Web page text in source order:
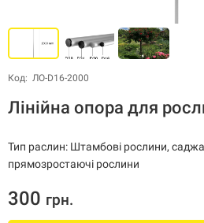
Код: ЛО-D16-2000
Лінійна опора для
Тип раслин: Штамбові рослини,
прямозростаючі рослини
300 грн.